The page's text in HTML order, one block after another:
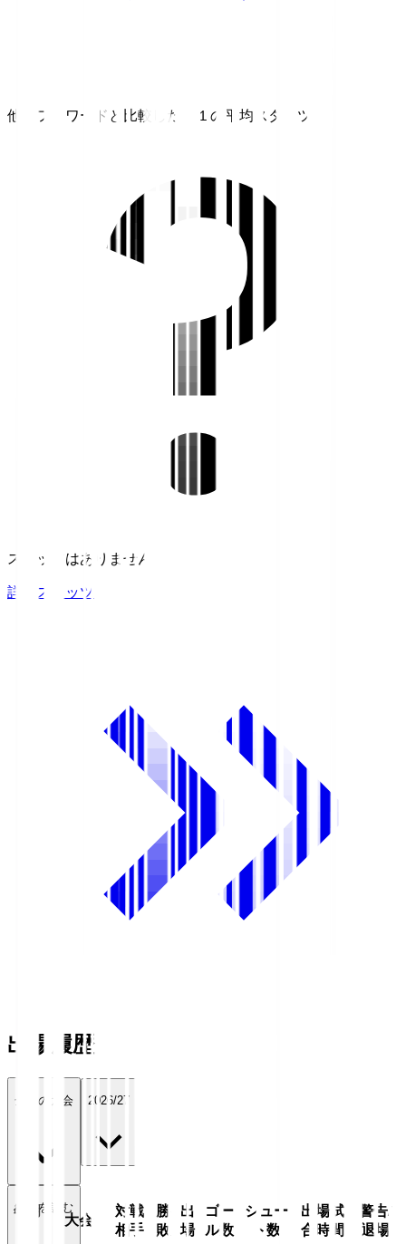
他のフォワードと比較したＪ１の平均スタッツ
スタッツはありません。
詳細スタッツ
出場履歴
全ての大会 2026/27
年月
大会
対戦
相手
勝
敗
出
場
ゴー
ル数
シュー
ト数
出場試
合時間
警告/
退場
続きを読む